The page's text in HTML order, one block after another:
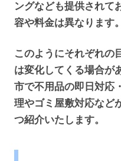
ングなども提供されて
容や料金は異なります。
このようにそれぞれの
は変化してくる場合が
市で不用品の即日対応
理やゴミ屋敷対応など
つ紹介いたします。